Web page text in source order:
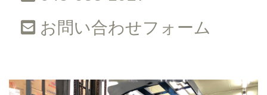
お問い合わせフォーム